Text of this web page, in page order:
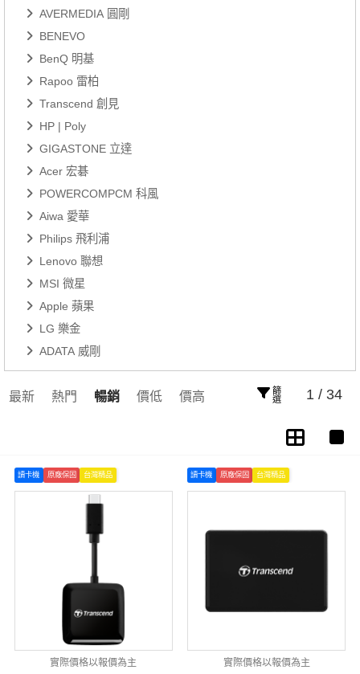
AVERMEDIA 圓剛
BENEVO
BenQ 明基
Rapoo 雷柏
Transcend 創見
HP | Poly
GIGASTONE 立達
Acer 宏碁
POWERCOMPCM 科風
Aiwa 愛華
Philips 飛利浦
Lenovo 聯想
MSI 微星
Apple 蘋果
LG 樂金
ADATA 威剛
最新 熱門 暢銷 價低 價高 篩選 1 / 34
讀卡機 原廠保固 台灣精品
實際價格以報價為主
讀卡機 原廠保固 台灣精品
實際價格以報價為主